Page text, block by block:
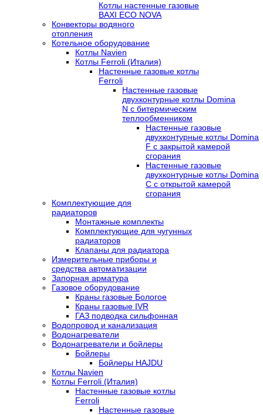
Котлы настенные газовые
BAXI ECO NOVA
Конвекторы водяного
отопления
Котельное оборудование
Котлы Navien
Котлы Ferroli (Италия)
Настенные газовые котлы
Ferroli
Настенные газовые
двухконтурные котлы Domina
N с битермическим
теплообменником
Настенные газовые
двухконтурные котлы Domina
F с закрытой камерой
сгорания
Настенные газовые
двухконтурные котлы Domina
C с открытой камерой
сгорания
Комплектующие для
радиаторов
Монтажные комплекты
Комплектующие для чугунных
радиаторов
Клапаны для радиатора
Измерительные приборы и
средства автоматизации
Запорная арматура
Газовое оборудование
Краны газовые Бологое
Краны газовые IVR
ГАЗ подводка сильфонная
Водопровод и канализация
Водонагреватели
Водонагреватели и бойлеры
Бойлеры
Бойлеры HAJDU
Котлы Navien
Котлы Ferroli (Италия)
Настенные газовые котлы
Ferroli
Настенные газовые